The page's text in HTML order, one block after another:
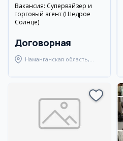
Вакансия: Супервайзер и
торговый агент (Шедрое
Солнце)
Договорная
Наманганская область,